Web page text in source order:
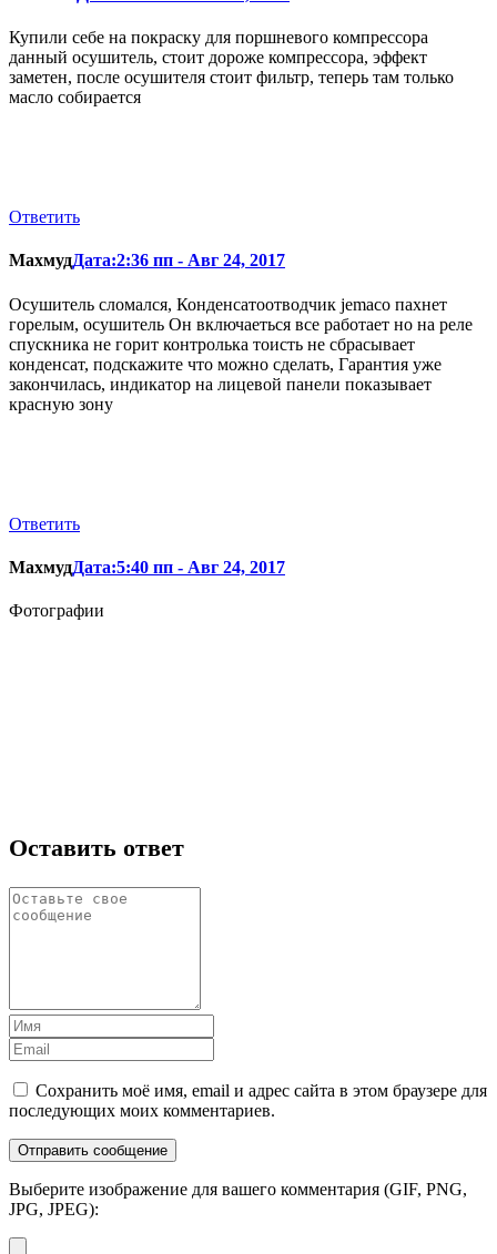
Купили себе на покраску для поршневого компрессора
данный осушитель, стоит дороже компрессора, эффект
заметен, после осушителя стоит фильтр, теперь там только
масло собирается
Ответить
МахмудДата:2:36 пп - Авг 24, 2017
Осушитель сломался, Конденсатоотводчик jemaco пахнет
горелым, осушитель Он включаеться все работает но на реле
спускника не горит контролька тоисть не сбрасывает
конденсат, подскажите что можно сделать, Гарантия уже
закончилась, индикатор на лицевой панели показывает
красную зону
Ответить
МахмудДата:5:40 пп - Авг 24, 2017
Фотографии
Оставить ответ
Сохранить моё имя, email и адрес сайта в этом браузере для
последующих моих комментариев.
Выберите изображение для вашего комментария (GIF, PNG,
JPG, JPEG):